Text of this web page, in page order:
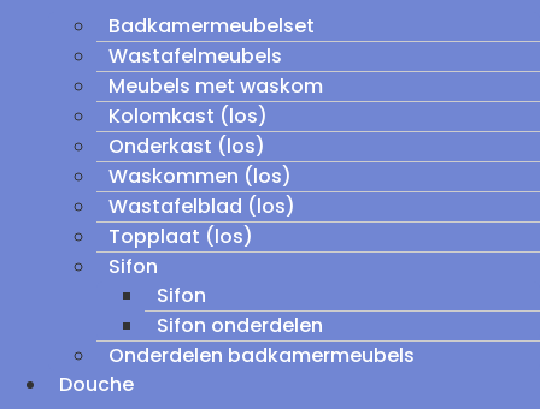
Badkamermeubelset
Wastafelmeubels
Meubels met waskom
Kolomkast (los)
Onderkast (los)
Waskommen (los)
Wastafelblad (los)
Topplaat (los)
Sifon
Sifon
Sifon onderdelen
Onderdelen badkamermeubels
Douche